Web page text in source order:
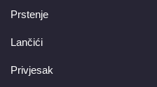
Prstenje
Lančići
Privjesak